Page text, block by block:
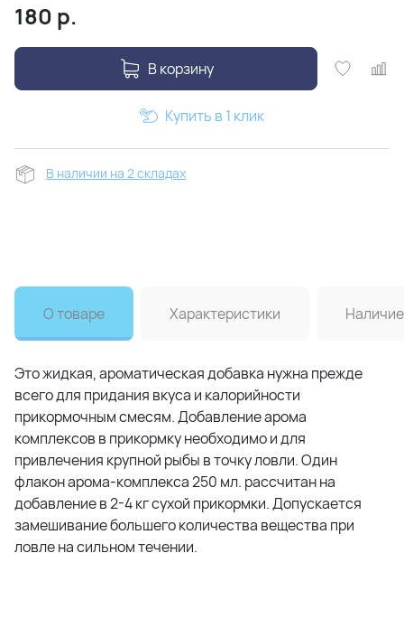
180 р.
В корзину
Купить в 1 клик
В наличии на 2 складах
О товаре Характеристики Наличие
Это жидкая, ароматическая добавка нужна прежде
всего для придания вкуса и калорийности
прикормочным смесям. Добавление арома
комплексов в прикормку необходимо и для
привлечения крупной рыбы в точку ловли. Один
флакон арома-комплекса 250 мл. рассчитан на
добавление в 2-4 кг сухой прикормки. Допускается
замешивание большего количества вещества при
ловле на сильном течении.